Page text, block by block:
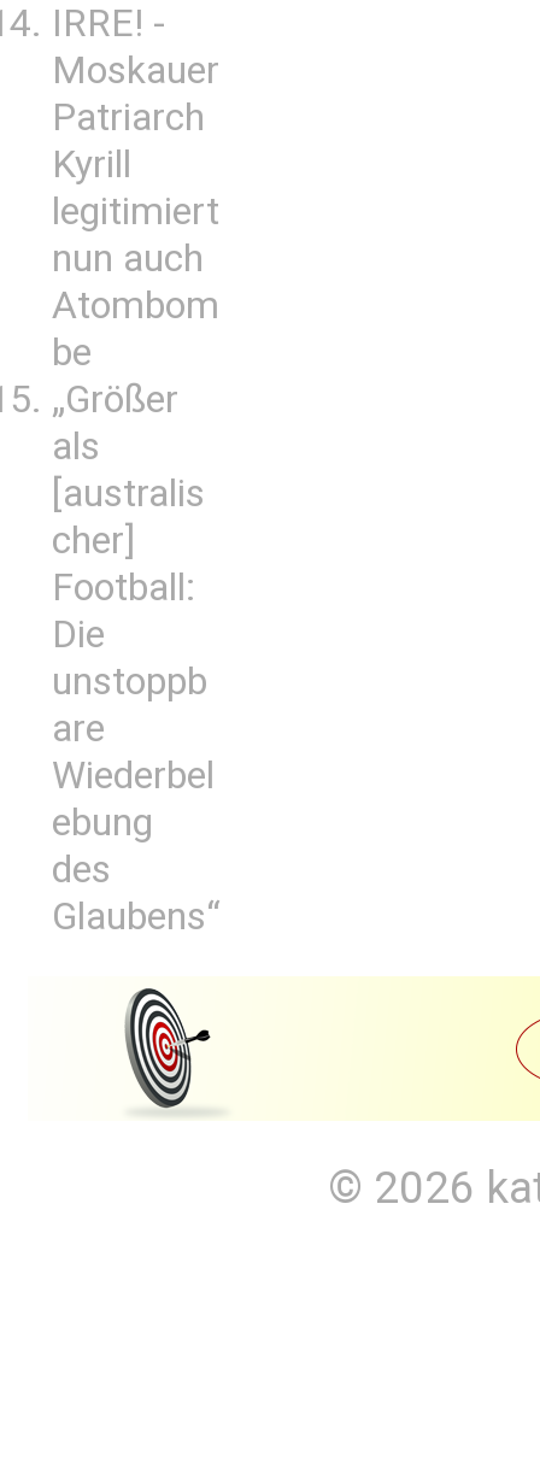
IRRE! -
Moskauer
Patriarch
Kyrill
legitimiert
nun auch
Atombom
be
„Größer
als
[australis
cher]
Football:
Die
unstoppb
are
Wiederbel
ebung
des
Glaubens“
© 2026